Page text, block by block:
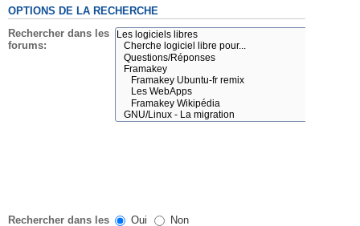
OPTIONS DE LA RECHERCHE
Rechercher dans les
forums:
Rechercher dans les Oui Non